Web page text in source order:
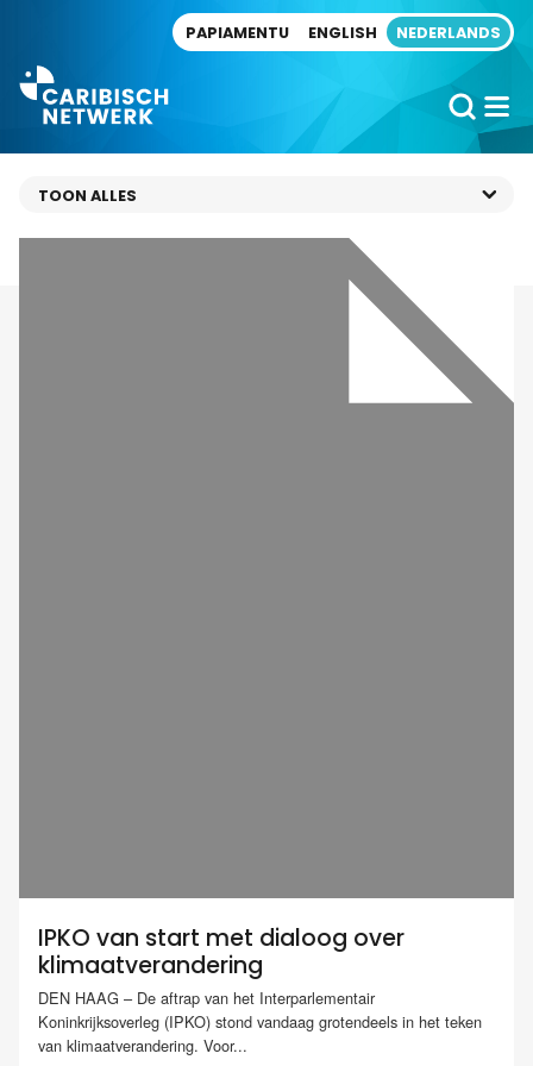
PAPIAMENTU ENGLISH NEDERLANDS
IPKO van start met dialoog over
klimaatverandering
DEN HAAG – De aftrap van het Interparlementair
Koninkrijksoverleg (IPKO) stond vandaag grotendeels in het teken
van klimaatverandering. Voor...